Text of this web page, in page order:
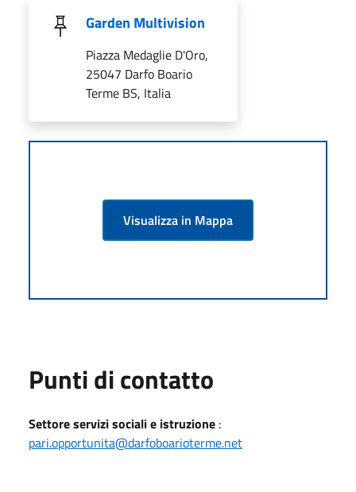
Garden Multivision
Piazza Medaglie D'Oro,
25047 Darfo Boario
Terme BS, Italia
Visualizza in Mappa
Punti di contatto
Settore servizi sociali e istruzione :
pari.opportunita@darfoboarioterme.net